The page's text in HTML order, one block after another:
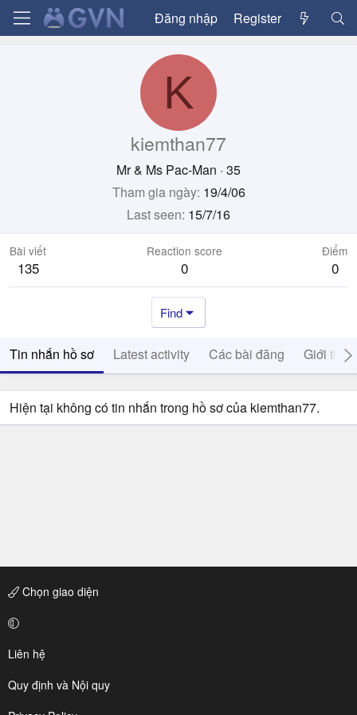
Đăng nhập Register
K
kiemthan77
Mr & Ms Pac-Man · 35
Tham gia ngày 19/4/06
Last seen 15/7/16
Bài viết
135
Reaction score
0
Điểm
0
Find
Tin nhắn hồ sơ Latest activity Các bài đăng Giới thiệu
Hiện tại không có tin nhắn trong hồ sơ của kiemthan77.
Chọn giao diện
Liên hệ
Quy định và Nội quy